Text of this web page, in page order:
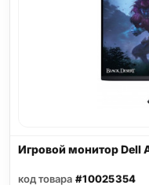
Игровой монитор Dell
код товара #10025354